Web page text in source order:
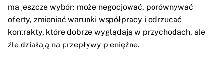
ma jeszcze wybór: może negocjować, porównywać
oferty, zmieniać warunki współpracy i odrzucać
kontrakty, które dobrze wyglądają w przychodach, ale
źle działają na przepływy pieniężne.